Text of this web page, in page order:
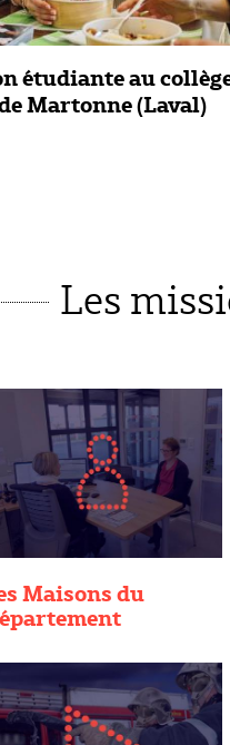
étudiante au
Martonne (Laval)
Les
Maisons du